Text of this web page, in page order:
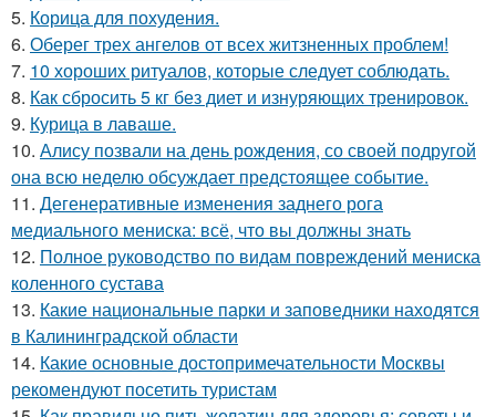
5. Корица для похудения.
6. Оберег трех ангелов от всех житзненных проблем!
7. 10 хороших ритуалов, которые следует соблюдать.
8. Как сбросить 5 кг без диет и изнуряющих тренировок.
9. Курица в лаваше.
10. Алису позвали на день рождения, со своей подругой
она всю неделю обсуждает предстоящее событие.
11. Дегенеративные изменения заднего рога
медиального мениска: всё, что вы должны знать
12. Полное руководство по видам повреждений мениска
коленного сустава
13. Какие национальные парки и заповедники находятся
в Калининградской области
14. Какие основные достопримечательности Москвы
рекомендуют посетить туристам